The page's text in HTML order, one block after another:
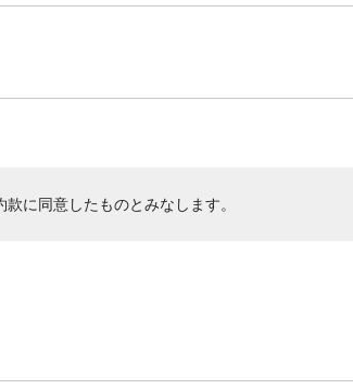
に同意したものとみなします。